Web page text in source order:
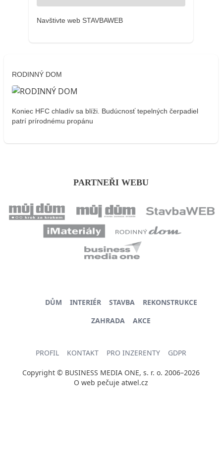
Navštivte web STAVBAWEB
RODINNÝ DOM
Koniec HFC chladív sa blíži. Budúcnosť tepelných čerpadiel
patrí prírodnému propánu
PARTNEŘI WEBU
DŮM INTERIÉR STAVBA
REKONSTRUKCE
ZAHRADA
AKCE
PROFIL KONTAKT PRO INZERENTY GDPR
Copyright © BUSINESS MEDIA ONE, s. r. o. 2006–2026